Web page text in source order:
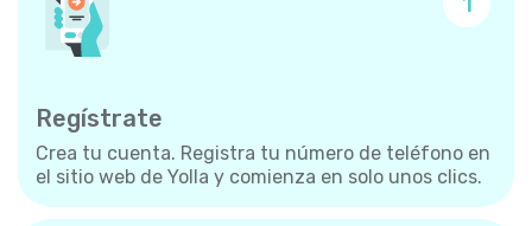
Regístrate
Crea tu cuenta. Registra tu número de teléfono en
el sitio web de Yolla y comienza en solo unos clics.